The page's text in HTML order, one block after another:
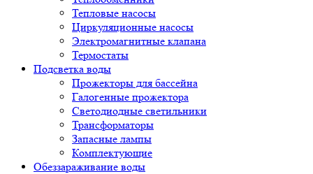
Тепловые насосы
Циркуляционные насосы
Электромагнитные клапана
Термостаты
Подсветка воды
Прожекторы для бассейна
Галогенные прожектора
Светодиодные светильники
Трансформаторы
Запасные лампы
Комплектующие
Обеззараживание воды